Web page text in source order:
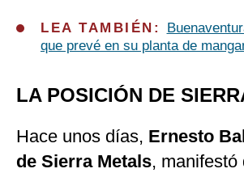
LEA TAMBIÉN:
que prevé en su planta de
LA POSICIÓN DE
Hace unos días, Ernesto
de Sierra Metals, manifestó